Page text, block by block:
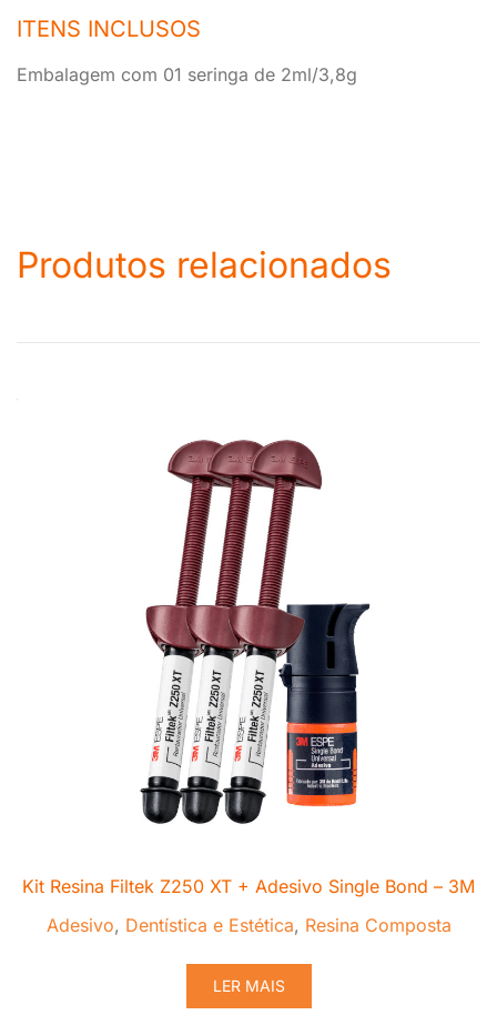
ITENS INCLUSOS
Embalagem com 01 seringa de 2ml/3,8g
Produtos relacionados
Kit Resina Filtek Z250 XT + Adesivo Single Bond – 3M
Adesivo, Dentística e Estética, Resina Composta
LER MAIS